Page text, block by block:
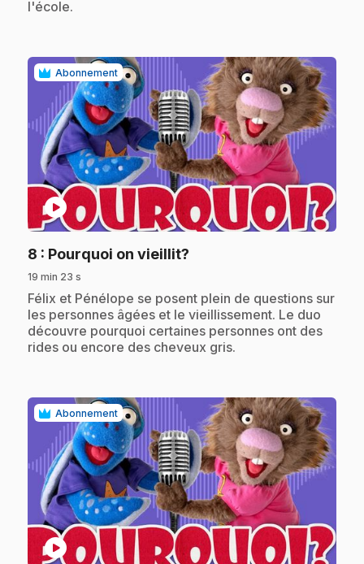
l'école.
Abonnement
play_circle
8 : Pourquoi on vieillit?
19 min 23 s
.Félix et Pénélope se posent plein de questions sur
les personnes âgées et le vieillissement. Le duo
découvre pourquoi certaines personnes ont des
rides ou encore des cheveux gris.
Abonnement
play_circle